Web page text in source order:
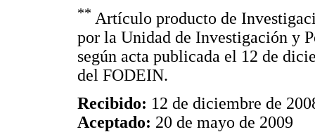
** Artículo producto de
por la Unidad de Investigación y
según acta publicada el 12 de
del FODEIN.
Recibido: 12 de diciembre de
Aceptado: 20 de mayo de 2009